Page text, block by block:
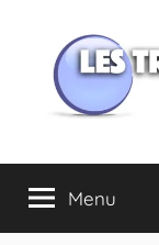
contenu
Les
trésors
Menu